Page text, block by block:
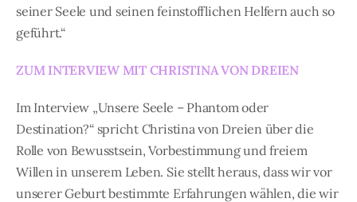
seiner Seele und seinen feinstofflichen Helfern auch so
geführt.“
ZUM INTERVIEW MIT CHRISTINA VON DREIEN
Im Interview „Unsere Seele – Phantom oder
Destination?“ spricht Christina von Dreien über die
Rolle von Bewusstsein, Vorbestimmung und freiem
Willen in unserem Leben. Sie stellt heraus, dass wir vor
unserer Geburt bestimmte Erfahrungen wählen, die wir